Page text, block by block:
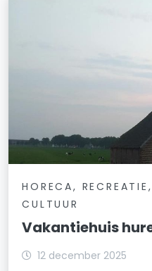
HORECA,
CULTUUR
Vakantiehuis
12 december 2025